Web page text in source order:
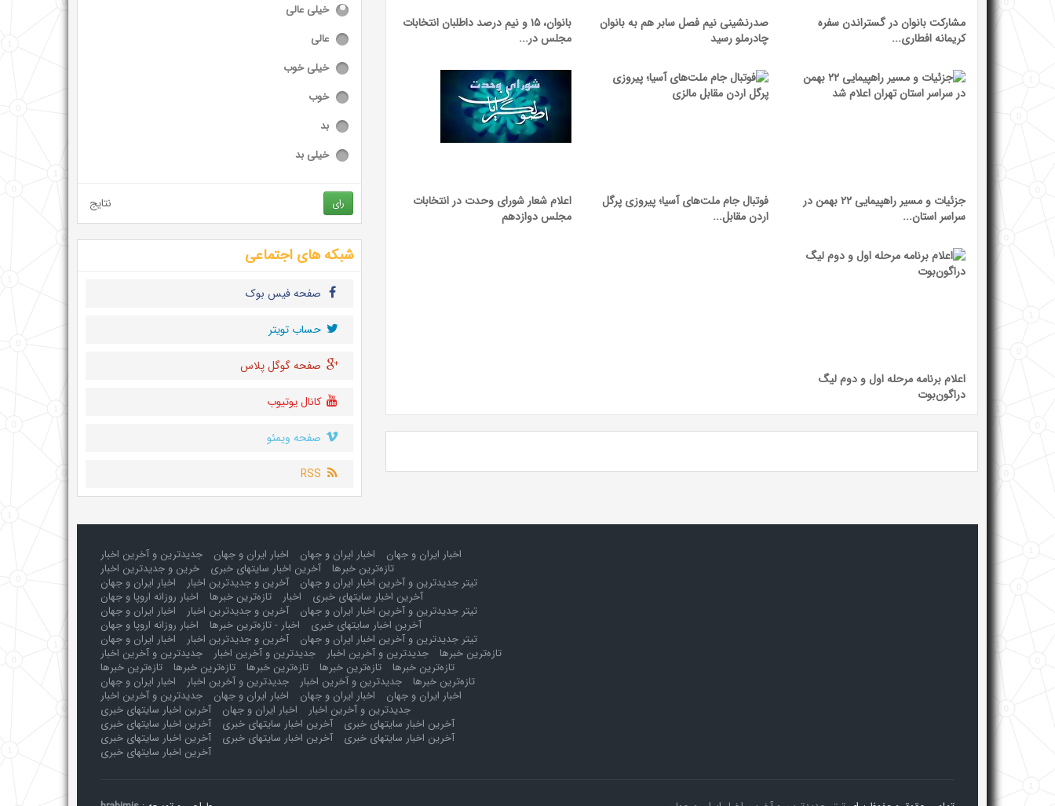
مشارکت بانوان در گستراندن سفره
کریمانه افطاری...
صدرنشینی نیم فصل سابر هم به بانوان
چادرملو رسید
بانوان، ۱۵ و نیم درصد داطلبان انتخابات
مجلس در...
جزئیات و مسیر راهپیمایی ۲۲ بهمن در
سراسر استان...
فوتبال جام ملت‌های آسیا؛ پیروزی پرگل
اردن مقابل...
اعلام شعار شورای وحدت در انتخابات
مجلس دوازدهم
اعلام برنامه مرحله اول و دوم لیگ
دراگون‌بوت
خیلی عالی
عالی
خیلی خوب
خوب
بد
خیلی بد
رای نتایج
شبکه های اجتماعی
صفحه فیس بوک
حساب تويتر
صفحه گوگل پلاس
کانال یوتیوب
صفحه ویمئو
اخبار ایران و جهان اخبار ایران و جهان اخبار ایران و جهان
جدیدترین و آخرین اخبار
تازه‌ترین خبرها
آخرین اخبار سایتهای خبری
خرین و جدیدترین اخبار
تیتر جدیدترین و آخرین اخبار ایران و جهان
آخرین و جدیدترین اخبار
اخبار ایران و جهان
آخرین اخبار سایتهای خبری
اخبار تازه‌ترین خبرها
اخبار روزانه اروپا و جهان
تیتر جدیدترین و آخرین اخبار ایران و جهان
آخرین و جدیدترین اخبار
اخبار ایران و جهان
آخرین اخبار سایتهای خبری
اخبار - تازه‌ترین خبرها
اخبار روزانه اروپا و جهان
تیتر جدیدترین و آخرین اخبار ایران و جهان
آخرین و جدیدترین اخبار
اخبار ایران و جهان
تازه‌ترین خبرها
جدیدترین و آخرین اخبار جدیدترین و آخرین اخبار
جدیدترین و آخرین اخبار
تازه‌ترین خبرها
تازه‌ترین خبرها تازه‌ترین خبرها تازه‌ترین خبرها
تازه‌ترین خبرها
تازه‌ترین خبرها
جدیدترین و آخرین اخبار جدیدترین و آخرین اخبار
اخبار ایران و جهان
اخبار ایران و جهان
اخبار ایران و جهان اخبار ایران و جهان
جدیدترین و آخرین اخبار
جدیدترین و آخرین اخبار
اخبار ایران و جهان
آخرین اخبار سایتهای خبری
آخرین اخبار سایتهای خبری
آخرین اخبار سایتهای خبری
آخرین اخبار سایتهای خبری
آخرین اخبار سایتهای خبری
آخرین اخبار سایتهای خبری
آخرین اخبار سایتهای خبری
آخرین اخبار سایتهای خبری